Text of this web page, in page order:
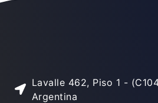
Lavalle 462, Piso 1 -
Argentina